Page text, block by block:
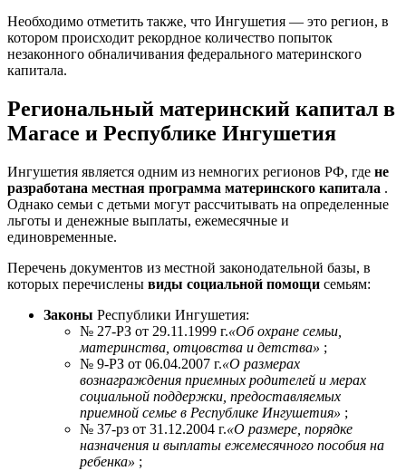
Необходимо отметить также, что Ингушетия — это регион, в
котором происходит рекордное количество попыток
незаконного обналичивания федерального материнского
капитала.
Региональный материнский капитал в
Магасе и Республике Ингушетия
Ингушетия является одним из немногих регионов РФ, где не
разработана местная программа материнского капитала .
Однако семьи с детьми могут рассчитывать на определенные
льготы и денежные выплаты, ежемесячные и
единовременные.
Перечень документов из местной законодательной базы, в
которых перечислены виды социальной помощи семьям:
Законы Республики Ингушетия:
№ 27-РЗ от 29.11.1999 г.«Об охране семьи,
материнства, отцовства и детства» ;
№ 9-РЗ от 06.04.2007 г.«О размерах
вознаграждения приемных родителей и мерах
социальной поддержки, предоставляемых
приемной семье в Республике Ингушетия» ;
№ 37-рз от 31.12.2004 г.«О размере, порядке
назначения и выплаты ежемесячного пособия на
ребенка» ;